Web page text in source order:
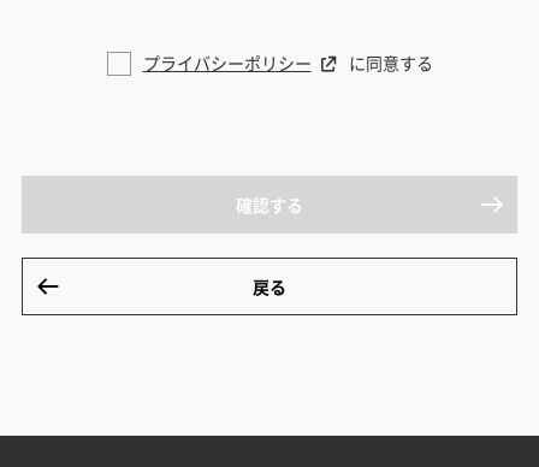
プライバシーポリシー に同意する
戻る
確認する